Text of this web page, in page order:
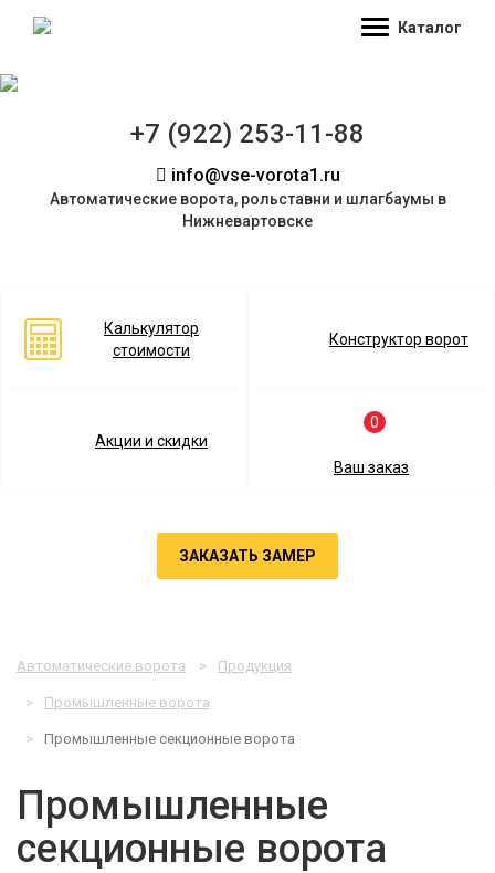
Каталог
+7 (922) 253-11-88
info@vse-vorota1.ru
Автоматические ворота, рольставни и шлагбаумы в
Нижневартовске
Калькулятор
стоимости
Конструктор ворот
Акции и скидки
0
Ваш заказ
ЗАКАЗАТЬ ЗАМЕР
Автоматические ворота Продукция
Промышленные ворота
Промышленные секционные ворота
Промышленные
секционные ворота